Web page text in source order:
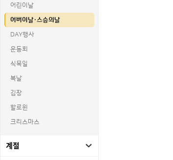
어린이날
어버이날·스승의날
DAY행사
운동회
식목일
복날
김장
할로윈
크리스마스
계절